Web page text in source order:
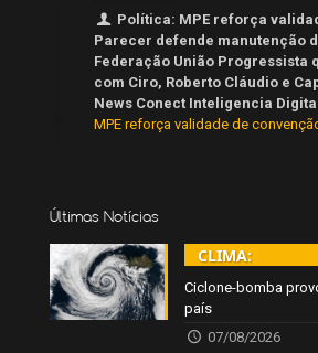
Política: MPE reforça
Parecer defende manutenção
Federação União Progressista
com Ciro, Roberto Cláudio e
News Conect Inteligencia
MPE reforça validade de
Últimas Notícias
CLIMA:
Ciclone-bomba
país
07/08/2026